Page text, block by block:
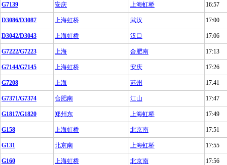
G7139 安庆 上海虹桥 16:57
D3086/D3087 上海虹桥 武汉 17:00
D3042/D3043 上海虹桥 汉口 17:06
G7222/G7223 上海 合肥南 17:13
G7144/G7145 上海虹桥 安庆 17:26
G7208 上海 苏州 17:41
G7371/G7374 合肥南 江山 17:47
G1817/G1820 郑州东 上海虹桥 17:49
G158 上海虹桥 北京南 17:51
G131 北京南 上海虹桥 17:55
G160 上海虹桥 北京南 17:56